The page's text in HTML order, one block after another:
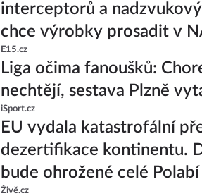
interceptorů a
chce výrobky prosadit v
E15.cz
Liga očima fanoušků:
nechtějí, sestava Plzně
iSport.cz
EU vydala katastrofální
dezertifikace kontinentu.
bude ohrožené celé
Živě.cz